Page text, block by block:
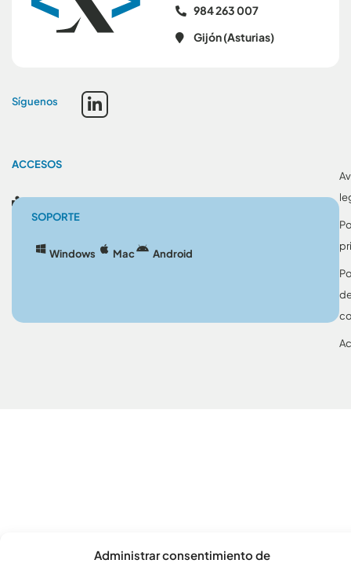
Administrar consentimiento de
984 263 007
Gijón (Asturias)
Síguenos
ACCESOS
SOPORTE
Windows Mac Android